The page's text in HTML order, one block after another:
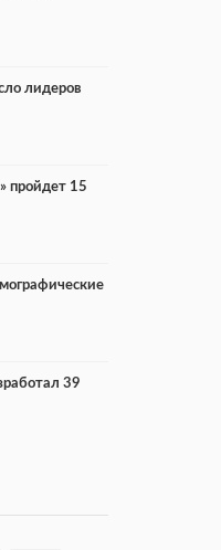
лидеров
пройдет 15
39
въезде в